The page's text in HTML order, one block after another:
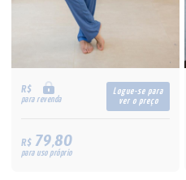
R$
para revenda
Logue-se para
ver o preço
R$79,80
para uso próprio